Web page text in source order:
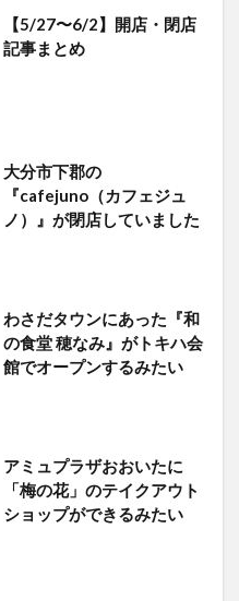
【5/27〜6/2】開店・閉店
記事まとめ
大分市下郡の
『cafejuno（カフェジュ
ノ）』が閉店していました
わさだタウンにあった『和
の食堂 穂なみ』がトキハ会
館でオープンするみたい
アミュプラザおおいたに
「梅の花」のテイクアウト
ショップができるみたい